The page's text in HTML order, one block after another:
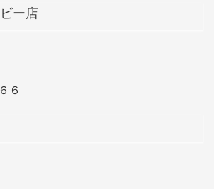
ー店
６